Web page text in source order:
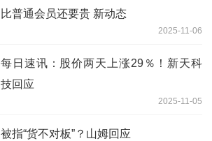
比普通会员还要贵 新动态
2025-11-06
每日速讯：股价两天上涨29％！新天科
技回应
2025-11-05
被指“货不对板”？山姆回应